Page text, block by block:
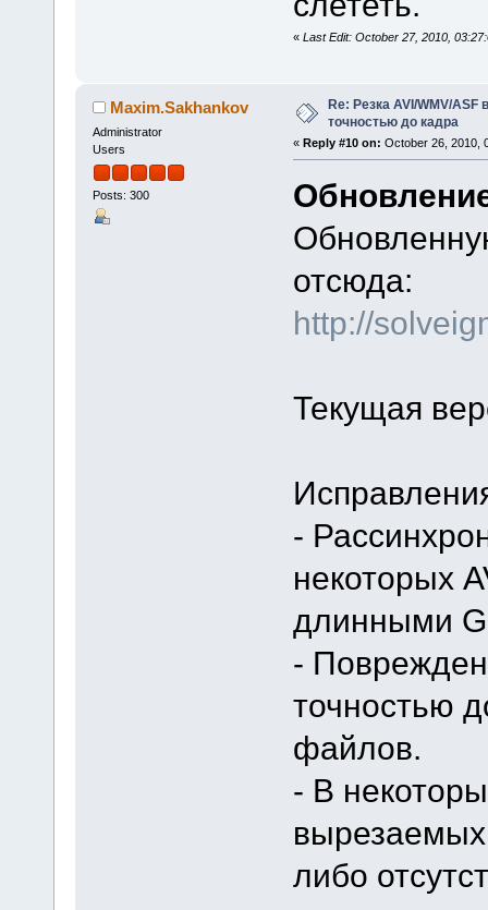
« Last Edit: October 27, 2010,
Maxim.Sakhankov
Administrator
Users
Posts: 300
Re: Резка AVI/WMV/
точностью до кадра
« Reply #10 on: October 26, 2010,
отсюда:
http://
Текущая
-
некоторых
длинными
-
точностью
файлов.
- В
либо